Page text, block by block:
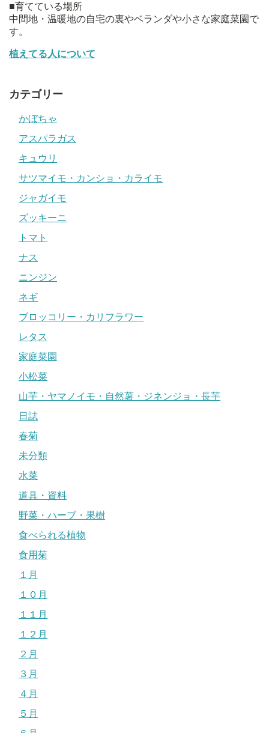
■育てている場所
中間地・温暖地の自宅の裏やベランダや小さな家庭菜園で
す。
植えてる人について
カテゴリー
かぼちゃ
アスパラガス
キュウリ
サツマイモ・カンショ・カライモ
ジャガイモ
ズッキーニ
トマト
ナス
ニンジン
ネギ
ブロッコリー・カリフラワー
レタス
家庭菜園
小松菜
山芋・ヤマノイモ・自然薯・ジネンジョ・長芋
日誌
春菊
未分類
水菜
道具・資料
野菜・ハーブ・果樹
食べられる植物
食用菊
１月
１０月
１１月
１２月
２月
３月
４月
５月